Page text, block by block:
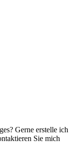
Gerne erstelle ich
Sie mich